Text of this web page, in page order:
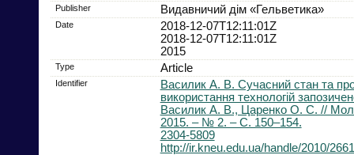
Publisher Видавничий дім «Гельветика»
Date
2018-12-07T12:11:01Z
2018-12-07T12:11:01Z
2015
Type Article
Identifier
Василик А. В. Сучасний стан та
використання технологій
Василик А. В., Царенко О. С. //
2015. – № 2. – С. 150–154.
2304-5809
http://ir.kneu.edu.ua/handle/2010/